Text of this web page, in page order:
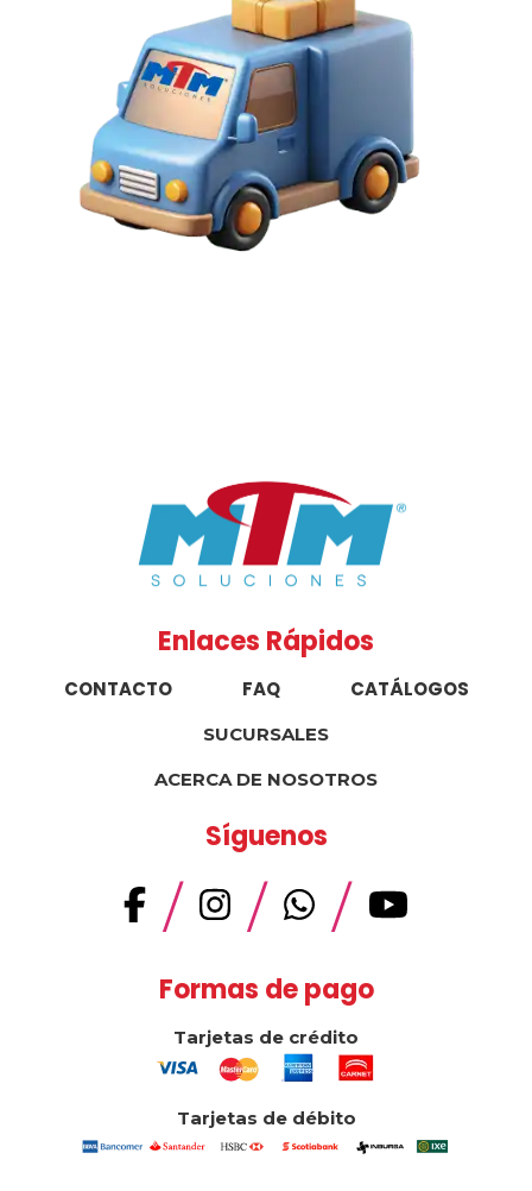
Enlaces Rápidos
CONTACTO FAQ CATÁLOGOS
SUCURSALES
ACERCA DE NOSOTROS
Síguenos
/ / /
Formas de pago
Tarjetas de crédito
Tarjetas de débito